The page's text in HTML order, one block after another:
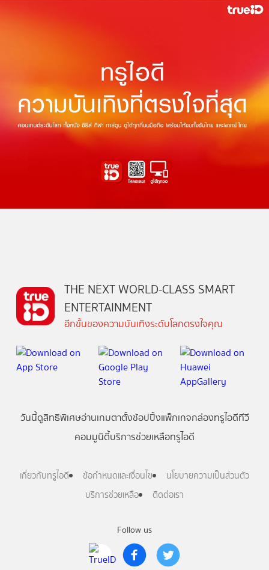
Follow us
THE NEXT WORLD-CLASS SMART
ENTERTAINMENT
อีกขั้นของความบันเทิงระดับโลกตรงใจคุณ
วันนี้ดูสิทธิพิเศษอ่านเกมตาตั้งช้อปปิ้งแพ็กเกจกล่องทรูไอดีทีวี
คอมมูนิตี้บริการช่วยเหลือทรูไอดี
เกี่ยวกับทรูไอดี ข้อกำหนดและเงื่อนไข
นโยบายความเป็นส่วนตัว
บริการช่วยเหลือ
ติดต่อเรา